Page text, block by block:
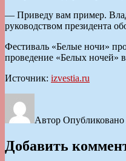
— Приведу вам пример.
руководством президента
Фестиваль «Белые ночи»
проведение «Белых ночей»
Источник: izvestia.ru
Автор Опубликовано
Добавить